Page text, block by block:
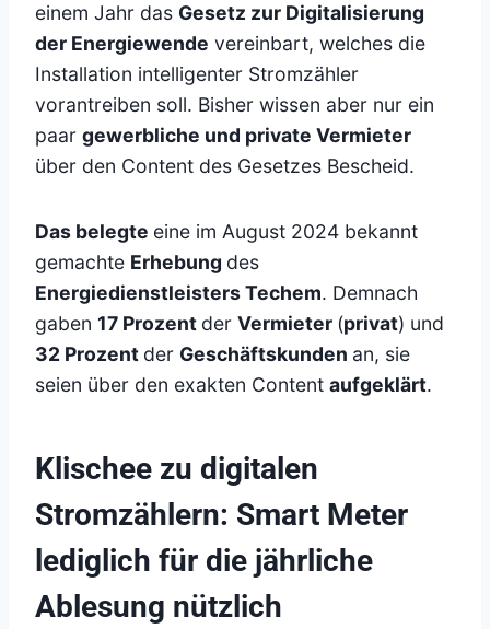
einem Jahr das Gesetz zur Digitalisierung
der Energiewende vereinbart, welches die
Installation intelligenter Stromzähler
vorantreiben soll. Bisher wissen aber nur ein
paar gewerbliche und private Vermieter
über den Content des Gesetzes Bescheid.
Das belegte eine im August 2024 bekannt
gemachte Erhebung des
Energiedienstleisters Techem. Demnach
gaben 17 Prozent der Vermieter (privat) und
32 Prozent der Geschäftskunden an, sie
seien über den exakten Content aufgeklärt.
Klischee zu digitalen
Stromzählern: Smart Meter
lediglich für die jährliche
Ablesung nützlich